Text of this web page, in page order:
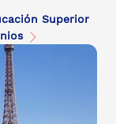
Superior